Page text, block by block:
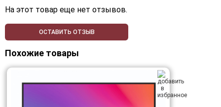
На этот товар еще нет отзывов.
ОСТАВИТЬ ОТЗЫВ
Похожие товары